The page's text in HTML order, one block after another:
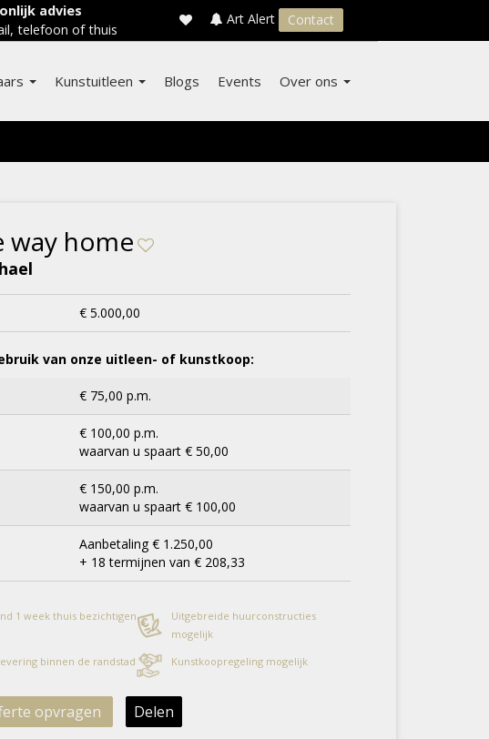
advies
telefoon of thuis
Art Alert Contact
Kunstuitleen Blogs Events Over ons
way home
€ 5.000,00
van onze uitleen- of kunstkoop:
€ 75,00 p.m.
€ 100,00 p.m.
waarvan u spaart € 50,00
€ 150,00 p.m.
waarvan u spaart € 100,00
Aanbetaling € 1.250,00
+ 18 termijnen van € 208,33
1 week thuis bezichtigen
Uitgebreide huurconstructies
mogelijk
binnen de randstad
Kunstkoopregeling mogelijk
opvragen Delen